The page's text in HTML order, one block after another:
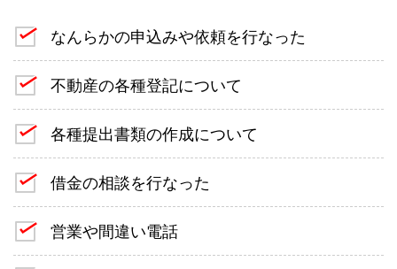
なんらかの申込みや依頼を行なった
不動産の各種登記について
各種提出書類の作成について
借金の相談を行なった
営業や間違い電話